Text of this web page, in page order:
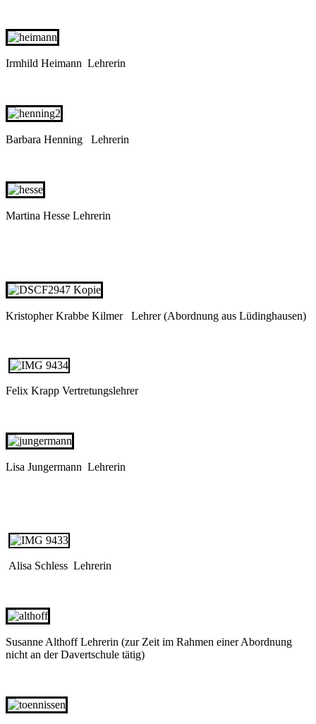
Irmhild Heimann Lehrerin
Barbara Henning Lehrerin
Martina Hesse Lehrerin
Kristopher Krabbe Kilmer Lehrer (Abordnung aus Lüdinghausen)
Felix Krapp Vertretungslehrer
Lisa Jungermann Lehrerin
Alisa Schless Lehrerin
Susanne Althoff Lehrerin (zur Zeit im Rahmen einer Abordnung
nicht an der Davertschule tätig)